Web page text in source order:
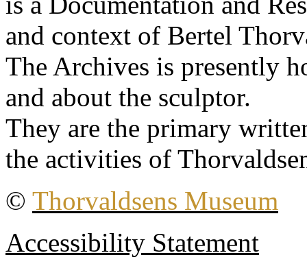
and context of Bertel
The Archives is presently
and about the sculptor.
They are the primary
the activities of
© Thorvaldsens Museum
Accessibility Statement